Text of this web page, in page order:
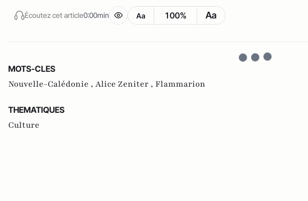
Écoutez cet article0:00min Aa 100% Aa
MOTS-CLES
Nouvelle-Calédonie , Alice Zeniter , Flammarion
THEMATIQUES
Culture